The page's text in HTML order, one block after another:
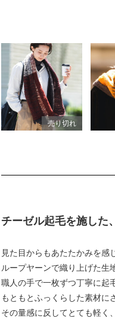
売り切れ
チーゼル起毛を施した
見た目からもあたたかみを感
ループヤーンで織り上げた生
職人の手で一枚ずつ丁寧に起
もともとふっくらした素材に
その量感に反してとても軽く